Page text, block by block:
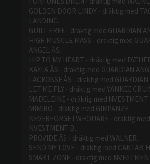
GOLDEN DOOR LINDY - dräktig med
LANDING.
GUILT FREE - dräktig med GUARDIAN
HIGH MUSCLE MASS - dräktig med
ANGEL ÅS.
HIP TO MY HEART - dräktig med
KAYLA ÅS - dräktig med GUARDIAN
LACROSSE ÅS - dräktig med GUARDIAN
LET ME FLY - dräktig med YANKEE
MADELEINE - dräktig med NVESTMENT
MIMIRO - dräktig med GIMPANZE.
NEVERFORGETWHOUARE - dräktig med
NVESTMENT B.
PROVIDE ÅS - dräktig med WALNER.
SEND MY LOVE - dräktig med CANTAB
SMART ZONE - dräktig med